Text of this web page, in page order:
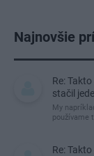
Najnovšie
Re:
stačil
My
používame
Re: